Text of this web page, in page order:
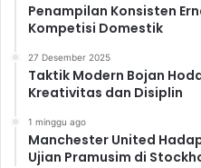
Penampilan Konsisten
Kompetisi Domestik
27 Desember 2025
Taktik Modern Bojan
Kreativitas dan Disiplin
1 minggu ago
Manchester United
Ujian Pramusim di